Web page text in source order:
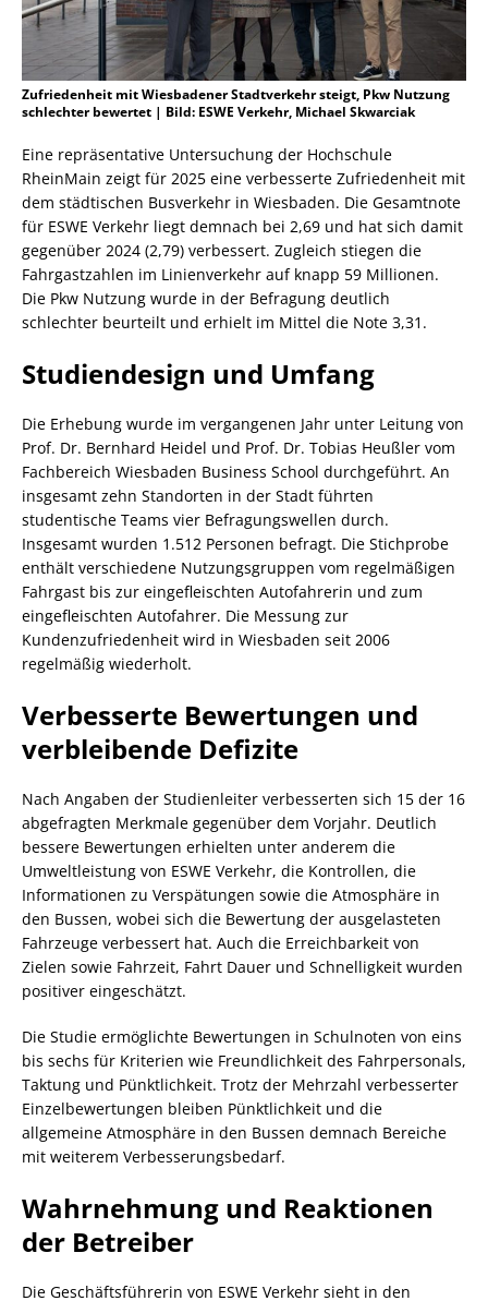
Zufriedenheit mit Wiesbadener Stadtverkehr steigt, Pkw Nutzung
schlechter bewertet | Bild: ESWE Verkehr, Michael Skwarciak
Eine repräsentative Untersuchung der Hochschule
RheinMain zeigt für 2025 eine verbesserte Zufriedenheit mit
dem städtischen Busverkehr in Wiesbaden. Die Gesamtnote
für ESWE Verkehr liegt demnach bei 2,69 und hat sich damit
gegenüber 2024 (2,79) verbessert. Zugleich stiegen die
Fahrgastzahlen im Linienverkehr auf knapp 59 Millionen.
Die Pkw Nutzung wurde in der Befragung deutlich
schlechter beurteilt und erhielt im Mittel die Note 3,31.
Studiendesign und Umfang
Die Erhebung wurde im vergangenen Jahr unter Leitung von
Prof. Dr. Bernhard Heidel und Prof. Dr. Tobias Heußler vom
Fachbereich Wiesbaden Business School durchgeführt. An
insgesamt zehn Standorten in der Stadt führten
studentische Teams vier Befragungswellen durch.
Insgesamt wurden 1.512 Personen befragt. Die Stichprobe
enthält verschiedene Nutzungsgruppen vom regelmäßigen
Fahrgast bis zur eingefleischten Autofahrerin und zum
eingefleischten Autofahrer. Die Messung zur
Kundenzufriedenheit wird in Wiesbaden seit 2006
regelmäßig wiederholt.
Verbesserte Bewertungen und
verbleibende Defizite
Nach Angaben der Studienleiter verbesserten sich 15 der 16
abgefragten Merkmale gegenüber dem Vorjahr. Deutlich
bessere Bewertungen erhielten unter anderem die
Umweltleistung von ESWE Verkehr, die Kontrollen, die
Informationen zu Verspätungen sowie die Atmosphäre in
den Bussen, wobei sich die Bewertung der ausgelasteten
Fahrzeuge verbessert hat. Auch die Erreichbarkeit von
Zielen sowie Fahrzeit, Fahrt Dauer und Schnelligkeit wurden
positiver eingeschätzt.
Die Studie ermöglichte Bewertungen in Schulnoten von eins
bis sechs für Kriterien wie Freundlichkeit des Fahrpersonals,
Taktung und Pünktlichkeit. Trotz der Mehrzahl verbesserter
Einzelbewertungen bleiben Pünktlichkeit und die
allgemeine Atmosphäre in den Bussen demnach Bereiche
mit weiterem Verbesserungsbedarf.
Wahrnehmung und Reaktionen
der Betreiber
Die Geschäftsführerin von ESWE Verkehr sieht in den